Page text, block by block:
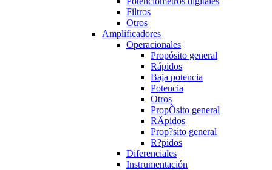
Filtros
Otros
Amplificadores
Operacionales
Propósito general
Rápidos
Baja potencia
Potencia
Otros
PropÒsito general
RÄpidos
Prop?sito general
R?pidos
Diferenciales
Instrumentación